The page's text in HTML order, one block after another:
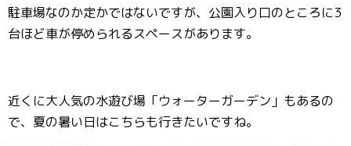
駐車場なのか定かではないですが、公園入り口のところに3
台ほど車が停められるスペースがあります。
近くに大人気の水遊び場「ウォーターガーデン」もあるの
で、夏の暑い日はこちらも行きたいですね。